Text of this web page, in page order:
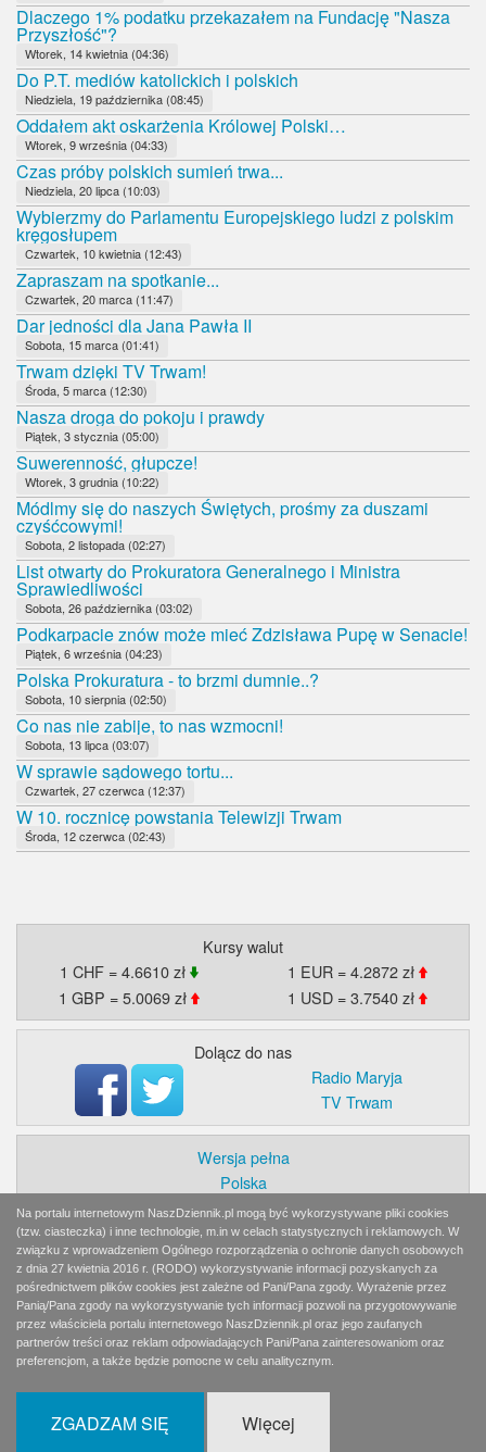
Dlaczego 1% podatku przekazałem na Fundację "Nasza
Przyszłość"?
Wtorek, 14 kwietnia (04:36)
Do P.T. mediów katolickich i polskich
Niedziela, 19 października (08:45)
Oddałem akt oskarżenia Królowej Polski…
Wtorek, 9 września (04:33)
Czas próby polskich sumień trwa...
Niedziela, 20 lipca (10:03)
Wybierzmy do Parlamentu Europejskiego ludzi z polskim
kręgosłupem
Czwartek, 10 kwietnia (12:43)
Zapraszam na spotkanie...
Czwartek, 20 marca (11:47)
Dar jedności dla Jana Pawła II
Sobota, 15 marca (01:41)
Trwam dzięki TV Trwam!
Środa, 5 marca (12:30)
Nasza droga do pokoju i prawdy
Piątek, 3 stycznia (05:00)
Suwerenność, głupcze!
Wtorek, 3 grudnia (10:22)
Módlmy się do naszych Świętych, prośmy za duszami
czyśćcowymi!
Sobota, 2 listopada (02:27)
List otwarty do Prokuratora Generalnego i Ministra
Sprawiedliwości
Sobota, 26 października (03:02)
Podkarpacie znów może mieć Zdzisława Pupę w Senacie!
Piątek, 6 września (04:23)
Polska Prokuratura - to brzmi dumnie..?
Sobota, 10 sierpnia (02:50)
Co nas nie zabije, to nas wzmocni!
Sobota, 13 lipca (03:07)
W sprawie sądowego tortu...
Czwartek, 27 czerwca (12:37)
W 10. rocznicę powstania Telewizji Trwam
Środa, 12 czerwca (02:43)
Kursy walut
1 CHF = 4.6610 zł
1 EUR = 4.2872 zł
1 GBP = 5.0069 zł
1 USD = 3.7540 zł
Dolącz do nas
Radio Maryja
TV Trwam
Wersja pełna
Polska
Świat
Ekonomia
Myśl
Wiara
Sport
BlogiAiD
Zaproszenia
Kontakt
Na portalu internetowym NaszDziennik.pl mogą być wykorzystywane pliki cookies
(tzw. ciasteczka) i inne technologie, m.in w celach statystycznych i reklamowych. W
związku z wprowadzeniem Ogólnego rozporządzenia o ochronie danych osobowych
z dnia 27 kwietnia 2016 r. (RODO) wykorzystywanie informacji pozyskanych za
pośrednictwem plików cookies jest zależne od Pani/Pana zgody. Wyrażenie przez
Panią/Pana zgody na wykorzystywanie tych informacji pozwoli na przygotowywanie
przez właściciela portalu internetowego NaszDziennik.pl oraz jego zaufanych
partnerów treści oraz reklam odpowiadających Pani/Pana zainteresowaniom oraz
preferencjom, a także będzie pomocne w celu analitycznym.
ZGADZAM SIĘ Więcej